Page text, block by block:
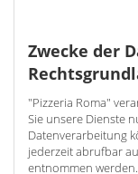
Zwecke der
"Pizzeria Roma"
Sie unsere Dienste
Datenverarbeitung
jederzeit abrufbar
entnommen